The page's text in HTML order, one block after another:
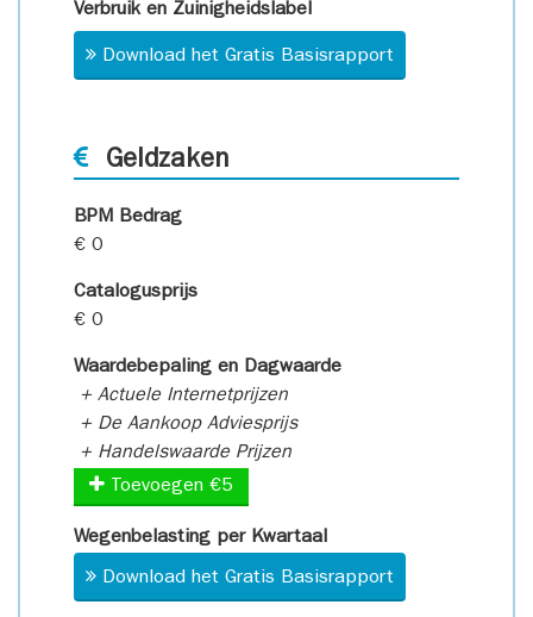
Verbruik en Zuinigheidslabel
Download het Gratis Basisrapport
Geldzaken
BPM Bedrag
€ 0
Catalogusprijs
€ 0
Waardebepaling en Dagwaarde
+ Actuele Internetprijzen
+ De Aankoop Adviesprijs
+ Handelswaarde Prijzen
Toevoegen €5
Wegenbelasting per Kwartaal
Download het Gratis Basisrapport